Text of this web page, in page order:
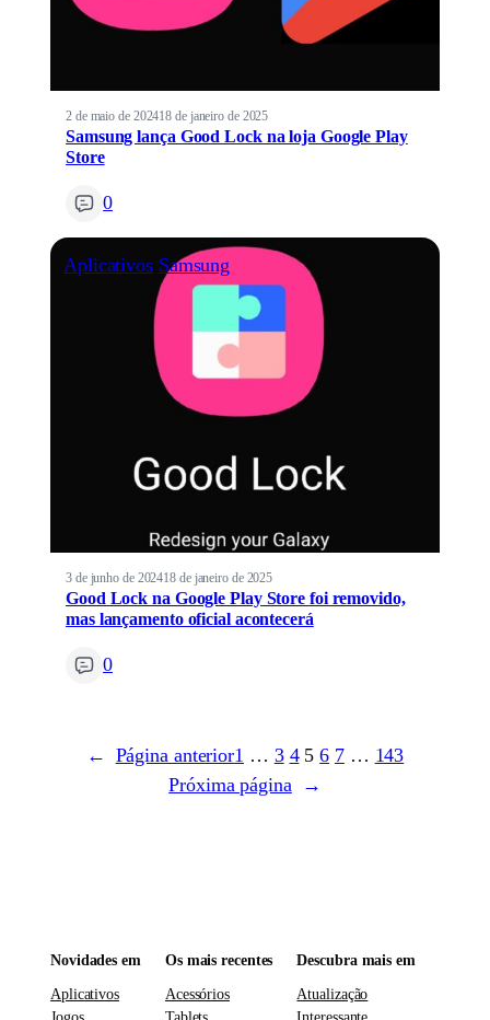
2 de maio de 202418 de janeiro de 2025
Samsung lança Good Lock na loja Google Play
Store
0
Aplicativos Samsung
3 de junho de 202418 de janeiro de 2025
Good Lock na Google Play Store foi removido,
mas lançamento oficial acontecerá
0
← Página anterior1 … 3 4 5 6 7 … 143
Próxima página
→
Novidades em
Aplicativos
Os mais recentes
Acessórios
Descubra mais em
Atualização